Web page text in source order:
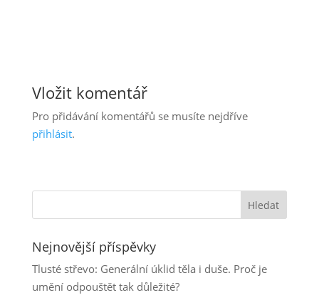
Vložit komentář
Pro přidávání komentářů se musíte nejdříve
přihlásit.
Nejnovější příspěvky
Tlusté střevo: Generální úklid těla i duše. Proč je
umění odpouštět tak důležité?